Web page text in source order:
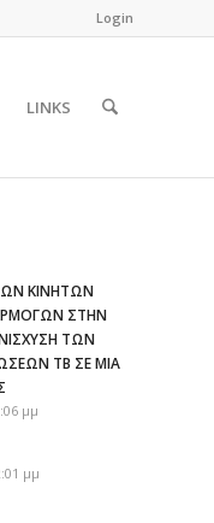
Login
LINKS
ΚΙΝΗΤΩΝ
ΣΤΗΝ
ΤΩΝ
ΤΒ ΣΕ ΜΙΑ
μμ
μμ